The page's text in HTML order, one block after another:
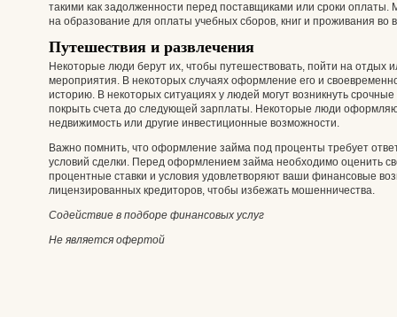
такими как задолженности перед поставщиками или сроки
на образование для оплаты учебных сборов, книг и проживания во
Путешествия и развлечения
Некоторые люди берут их, чтобы путешествовать, пойти на отдых
мероприятия. В некоторых случаях оформление его и
историю. В некоторых ситуациях у людей могут возникнуть
покрыть счета до следующей зарплаты. Некоторые люди
недвижимость или другие инвестиционные возможности.
Важно помнить, что оформление займа под проценты требует
условий сделки. Перед оформлением займа необходимо оценить
процентные ставки и условия удовлетворяют ваши финансовые
лицензированных кредиторов, чтобы избежать мошенничества.
Содействие в подборе финансовых услуг
Не является офертой